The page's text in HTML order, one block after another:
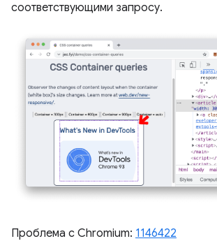
соответствующими запросу.
Проблема с Chromium: 1146422